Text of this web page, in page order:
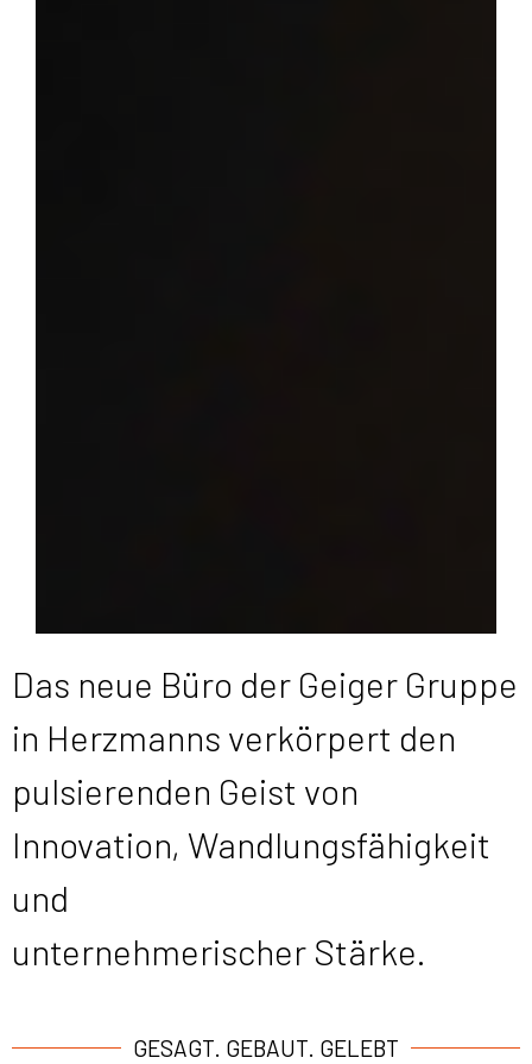
Das neue Büro der Geiger Gruppe
in Herzmanns verkörpert den
pulsierenden Geist von
Innovation, Wandlungsfähigkeit
und
unternehmerischer Stärke.
GESAGT. GEBAUT. GELEBT